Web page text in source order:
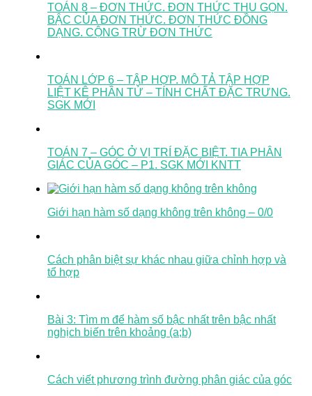
TOÁN 8 – ĐƠN THỨC. ĐƠN THỨC THU GỌN.
BẬC CỦA ĐƠN THỨC. ĐƠN THỨC ĐỒNG
DẠNG. CỘNG TRỪ ĐƠN THỨC
TOÁN LỚP 6 – TẬP HỢP. MÔ TẢ TẬP HỢP
LIỆT KÊ PHẦN TỬ – TÍNH CHẤT ĐẶC TRƯNG.
SGK MỚI
TOÁN 7 – GÓC Ở VỊ TRÍ ĐẶC BIỆT. TIA PHÂN
GIÁC CỦA GÓC – P1. SGK MỚI KNTT
Giới hạn hàm số dạng không trên không – 0/0
Cách phân biệt sự khác nhau giữa chỉnh hợp và
tổ hợp
Bài 3: Tìm m để hàm số bậc nhất trên bậc nhất
nghịch biến trên khoảng (a;b)
Cách viết phương trình đường phân giác của góc